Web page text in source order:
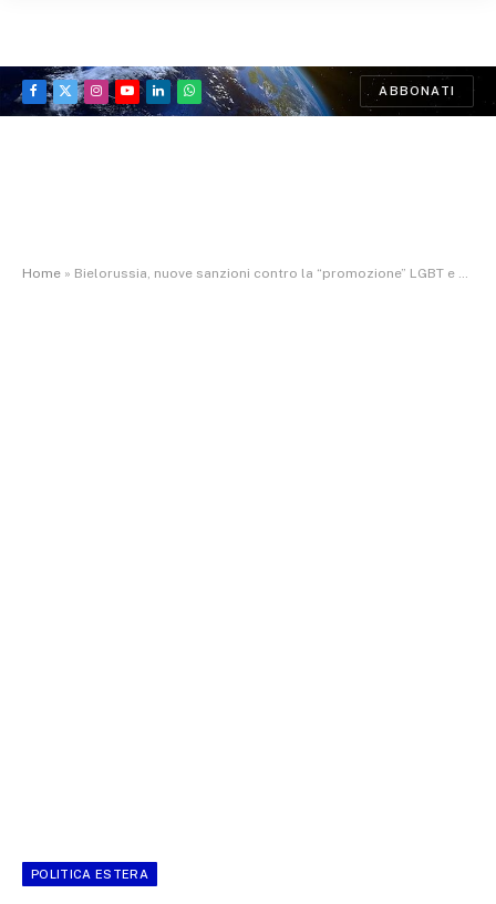
Facebook
X
Instagram
YouTubeLinkedInWhatsApp
ABBONATI
Home » Bielorussia, nuove sanzioni contro la “promozione” LGBT e del cambio di genere: legge sui valori tradizionali
POLITICA ESTERA